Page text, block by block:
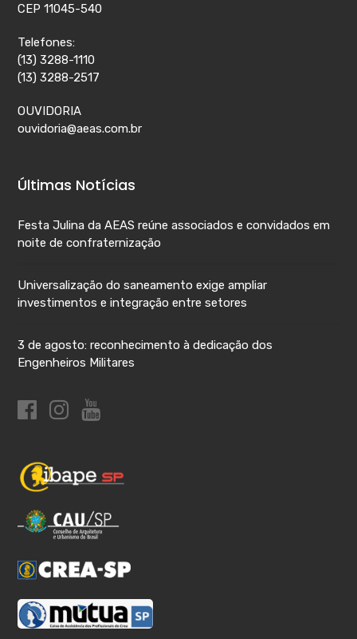
CEP 11045-540
Telefones:
(13) 3288-1110
(13) 3288-2517
OUVIDORIA
ouvidoria@aeas.com.br
Últimas Notícias
Festa Julina da AEAS reúne associados e convidados em
noite de confraternização
Universalização do saneamento exige ampliar
investimentos e integração entre setores
3 de agosto: reconhecimento à dedicação dos
Engenheiros Militares